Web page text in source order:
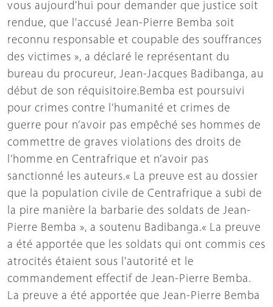
vous aujourd'hui pour demander que justice soit
rendue, que l'accusé Jean-Pierre Bemba soit
reconnu responsable et coupable des souffrances
des victimes », a déclaré le représentant du
bureau du procureur, Jean-Jacques Badibanga, au
début de son réquisitoire.Bemba est poursuivi
pour crimes contre l’humanité et crimes de
guerre pour n’avoir pas empêché ses hommes de
commettre de graves violations des droits de
l’homme en Centrafrique et n’avoir pas
sanctionné les auteurs.« La preuve est au dossier
que la population civile de Centrafrique a subi de
la pire manière la barbarie des soldats de Jean-
Pierre Bemba », a soutenu Badibanga.« La preuve
a été apportée que les soldats qui ont commis ces
atrocités étaient sous l'autorité et le
commandement effectif de Jean-Pierre Bemba.
La preuve a été apportée que Jean-Pierre Bemba